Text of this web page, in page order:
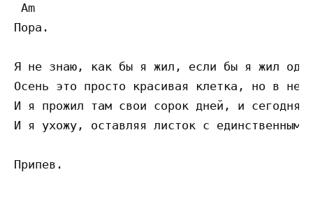
Am
Пора.
Я не знаю, как бы я жил, если бы я жил
Осень это просто красивая клетка, но в
И я прожил там свои сорок дней, и сегодня
И я ухожу, оставляя листок с единственным